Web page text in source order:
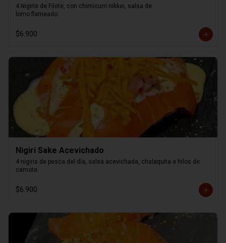
4 Nigiris de Filete, con chimicurri nikkei, salsa de
lomo flameado.
$6.900
Nigiri Sake Acevichado
4 nigiris de pesca del día, salsa acevichada, chalaquita e hilos de
camote.
$6.900